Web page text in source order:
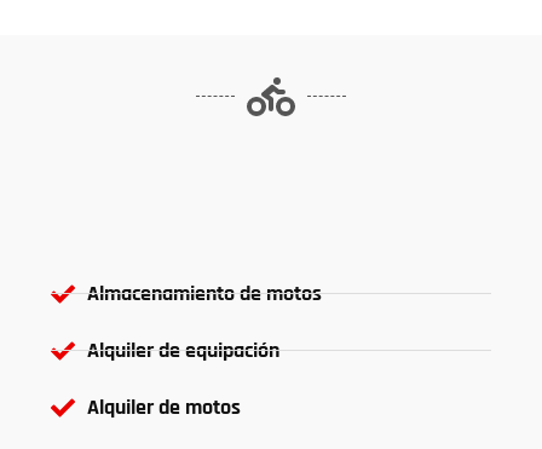
Almacenamiento de motos
Alquiler de equipación
Alquiler de motos